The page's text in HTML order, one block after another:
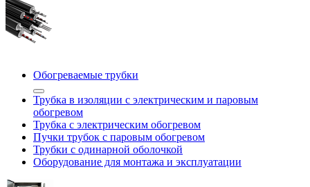
Обогреваемые трубки
Трубка в изоляции с электрическим и паровым
обогревом
Трубка с электрическим обогревом
Пучки трубок с паровым обогревом
Трубки с одинарной оболочкой
Оборудование для монтажа и эксплуатации